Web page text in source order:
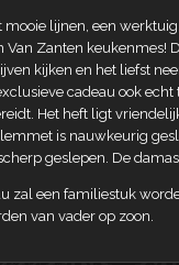
lijnen, een
Van Zanten keukenmes!
kijken en het liefst
cadeau ook
Het heft ligt
is nauwkeurig
geslepen. De
zal een familiestuk
van vader op zoon.